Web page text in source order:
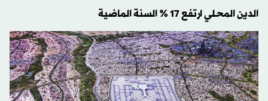
الدين المحلي ارتفع 17 % السنة الماضية